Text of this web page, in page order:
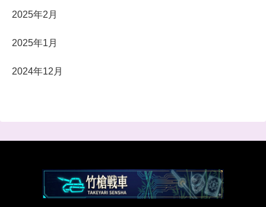
2025年2月
2025年1月
2024年12月